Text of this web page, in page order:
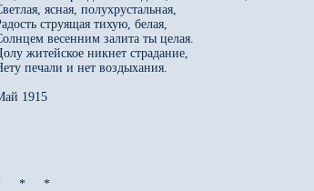
ясная, полухрустальная,
струящая тихую, белая,
весенним залита ты целая.
житейское никнет страдание,
печали и нет воздыхания.
1915
*     *